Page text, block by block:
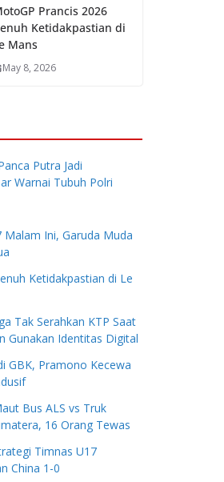
Prancis 2026
Ketidakpastian di
Mans
May 8, 2026
Putra Jadi
Warnai Tubuh Polri
Ini, Garuda Muda
Ketidakpastian di Le
Tak Serahkan KTP Saat
Gunakan Identitas Digital
GBK, Pramono Kecewa
Bus ALS vs Truk
16 Orang Tewas
Timnas U17
China 1-0